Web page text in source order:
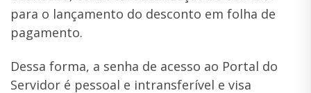
para o lançamento do desconto em folha de
pagamento.
Dessa forma, a senha de acesso ao Portal do
Servidor é pessoal e intransferível e visa